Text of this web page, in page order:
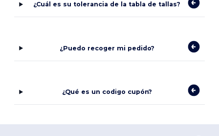
¿Cuál es su tolerancia de la tabla de tallas?
¿Puedo recoger mi pedido?
¿Qué es un codigo cupón?